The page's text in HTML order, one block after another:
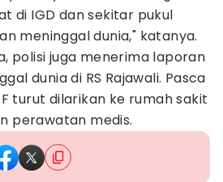
di IGD dan sekitar pukul
meninggal dunia," katanya.
polisi juga menerima laporan
dunia di RS Rajawali. Pasca
turut dilarikan ke rumah sakit
perawatan medis.